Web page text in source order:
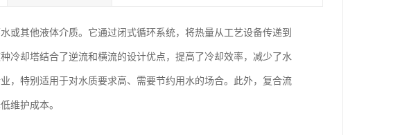
或其他液体介质。它通过闭式循环系统，将热量从工艺设备传递到
冷却塔结合了逆流和横流的设计优点，提高了冷却效率，减少了水
，特别适用于对水质要求高、需要节约用水的场合。此外，复合流
维护成本。